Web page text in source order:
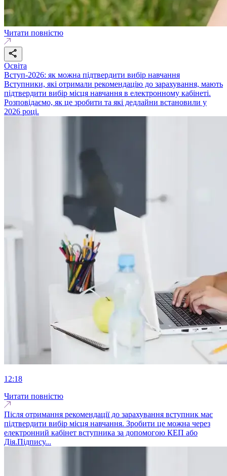
Читати повністю
Освіта
Вступ-2026: як можна підтвердити вибір навчання
Вступники, які отримали рекомендацію до зарахування, мають
підтвердити вибір місця навчання в електронному кабінеті.
Розповідаємо, як це зробити та які дедлайни встановили у
2026 році.
12:18
Читати повністю
Після отримання рекомендації до зарахування вступник має
підтвердити вибір місця навчання. Зробити це можна через
електронний кабінет вступника за допомогою КЕП або
Дія.Підпису...